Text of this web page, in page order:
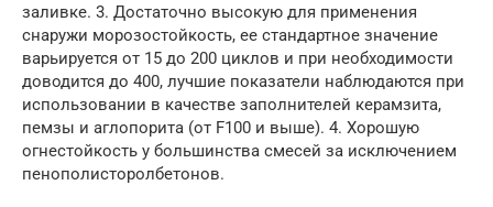
заливке. 3. Достаточно высокую для применения
снаружи морозостойкость, ее стандартное значение
варьируется от 15 до 200 циклов и при необходимости
доводится до 400, лучшие показатели наблюдаются при
использовании в качестве заполнителей керамзита,
пемзы и аглопорита (от F100 и выше). 4. Хорошую
огнестойкость у большинства смесей за исключением
пенополисторолбетонов.